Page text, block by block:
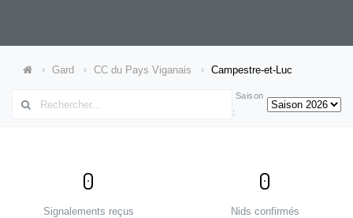
Gard CC du Pays Viganais Campestre-et-Luc
Saison
:
0
Signalements reçus
0
Nids confirmés